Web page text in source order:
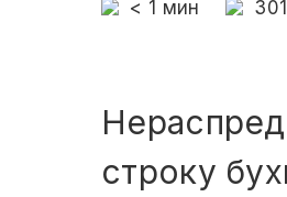
< 1 мин
строку